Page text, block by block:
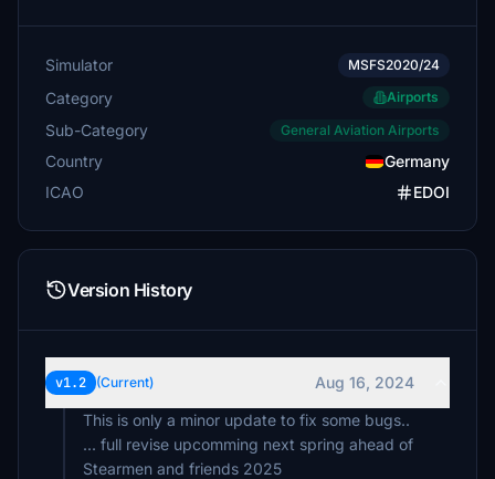
Simulator MSFS2020/24
Category Airports
Sub-Category General Aviation Airports
Country
Germany
ICAO
EDOI
Version History
v1.2 (Current)
Aug 16, 2024
This is only a minor update to fix some bugs..
... full revise upcomming next spring ahead of
Stearmen and friends 2025